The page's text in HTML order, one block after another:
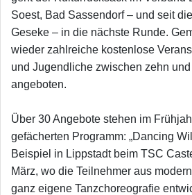
Soest, Bad Sassendorf – und seit
Geseke – in die nächste Runde.
wieder zahlreiche kostenlose
und Jugendliche zwischen zehn
angeboten.
Über 30 Angebote stehen im
gefächerten Programm: „Dancing
Beispiel in Lippstadt beim TSC
März, wo die Teilnehmer aus
ganz eigene Tanzchoreografie